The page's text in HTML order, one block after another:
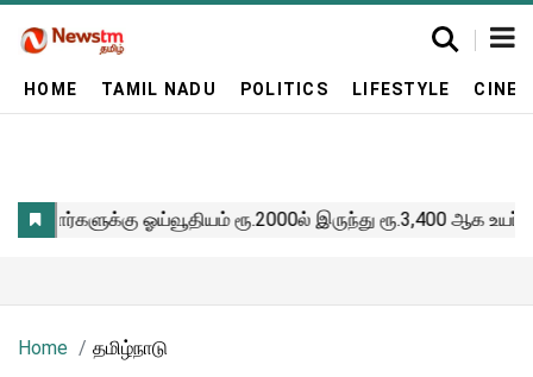
HOME TAMIL NADU POLITICS LIFESTYLE
Home தமிழ்நாடு